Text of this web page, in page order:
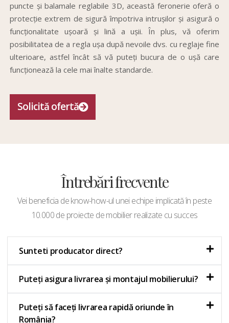
puncte și balamale reglabile 3D, această feronerie oferă o
protecție extrem de sigură împotriva intrușilor și asigură o
funcționalitate ușoară și lină a ușii. În plus, vă oferim
posibilitatea de a regla ușa după nevoile dvs. cu reglaje fine
ulterioare, astfel încât să vă puteți bucura de o ușă care
funcționează la cele mai înalte standarde.
Solicită ofertă
Întrebări frecvente
Vei beneficia de know-how-ul unei echipe implicată în peste
10.000 de proiecte de mobilier realizate cu succes
Sunteti producator direct?
Puteți asigura livrarea și montajul mobilierului?
Puteți să faceți livrarea rapidă oriunde în
România?